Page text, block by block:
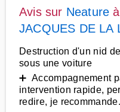
Avis sur Neature à
JACQUES DE LA
Destruction d'un nid
sous une voiture
➕ Accompagnement
intervention rapide,
redire, je recommande.